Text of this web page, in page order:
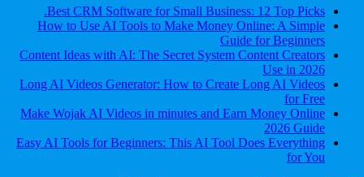
Best CRM Software for Small Business: 12 Top Picks.
How to Use AI Tools to Make Money Online: A Simple
Guide for Beginners
Content Ideas with AI: The Secret System Content Creators
Use in 2026
Long AI Videos Generator: How to Create Long AI Videos
for Free
Make Wojak AI Videos in minutes and Earn Money Online
2026 Guide
Easy AI Tools for Beginners: This AI Tool Does Everything
for You